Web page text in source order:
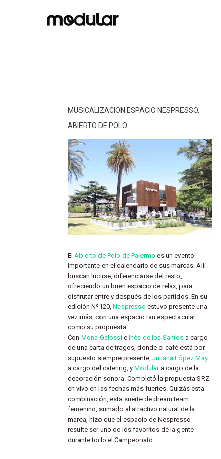
MUSICALIZACIÓN ESPACIO NESPRESSO,
ABIERTO DE POLO
El Abierto de Polo de Palermo es un evento
importante en el calendario de sus marcas. Allí
buscan lucirse, diferenciarse del resto,
ofreciendo un buen espacio de relax, para
disfrutar entre y después de los partidos. En su
edición Nº120, Nespresso estuvo presente una
vez más, con una espacio tan espectacular
como su propuesta.
Con Mona Galossi e Inés de los Santos a cargo
de una carta de tragos, donde el café está por
supuesto siempre presente, Juliana López May
a cargo del catering, y Modular a cargo de la
decoración sonora. Completó la propuesta SRZ
en vivo en las fechas más fuertes. Quizás esta
combinación, esta suerte de dream team
femenino, sumado al atractivo natural de la
marca, hizo que el espacio de Nespresso
resulte ser uno de los favoritos de la gente
durante todo el Campeonato.